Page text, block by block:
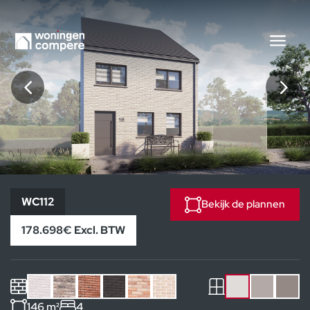
WC112
WC112
178.698€ Excl. BTW
Bekijk de plannen
146 m² 4